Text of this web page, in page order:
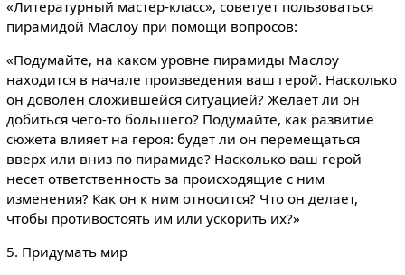
«Литературный мастер-класс», советует пользоваться
пирамидой Маслоу при помощи вопросов:
«Подумайте, на каком уровне пирамиды Маслоу
находится в начале произведения ваш герой. Насколько
он доволен сложившейся ситуацией? Желает ли он
добиться чего-то большего? Подумайте, как развитие
сюжета влияет на героя: будет ли он перемещаться
вверх или вниз по пирамиде? Насколько ваш герой
несет ответственность за происходящие с ним
изменения? Как он к ним относится? Что он делает,
чтобы противостоять им или ускорить их?»
5. Придумать мир